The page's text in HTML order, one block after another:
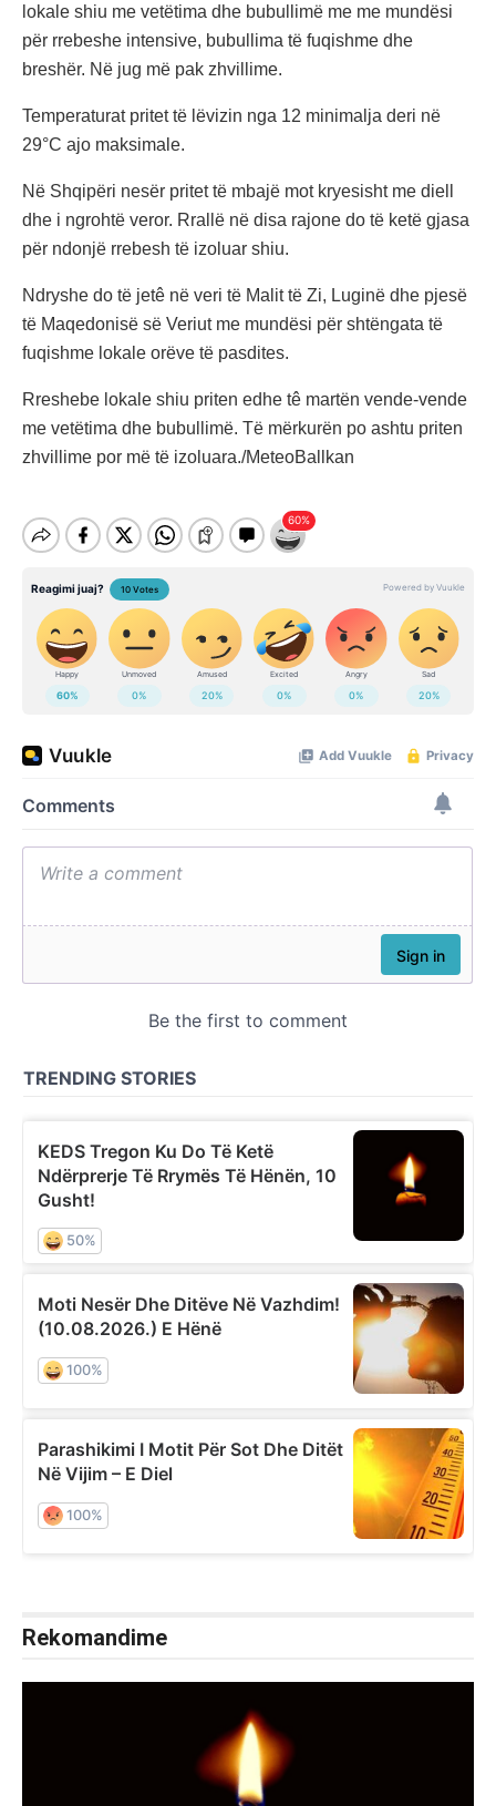
lokale shiu me vetëtima dhe bubullimë me me mundësi
për rrebeshe intensive, bubullima të fuqishme dhe
breshër. Në jug më pak zhvillime.
Temperaturat pritet të lëvizin nga 12 minimalja deri në
29°C ajo maksimale.
Në Shqipëri nesër pritet të mbajë mot kryesisht me diell
dhe i ngrohtë veror. Rrallë në disa rajone do të ketë gjasa
për ndonjë rrebesh të izoluar shiu.
Ndryshe do të jetê në veri të Malit të Zi, Luginë dhe pjesë
të Maqedonisë së Veriut me mundësi për shtëngata të
fuqishme lokale orëve të pasdites.
Rreshebe lokale shiu priten edhe tê martën vende-vende
me vetëtima dhe bubullimë. Të mërkurën po ashtu priten
zhvillime por më të izoluara./MeteoBallkan
Rekomandime